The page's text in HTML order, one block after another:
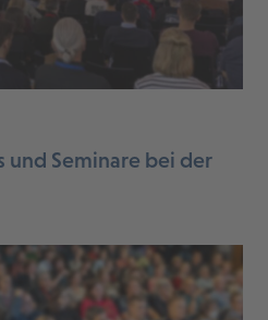
und Seminare bei der